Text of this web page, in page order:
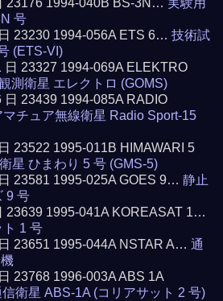
23176 1994-040B BS-3N…実験用
号
23230 1994-056A ETS 6…技術試
(ETS-VI)
日 23327 1994-069A ELEKTRO
測衛星 エレクトロ (GOMS)
日 23439 1994-085A RADIO
マチュア無線衛星 Radio Sport-15
23522 1995-011B HIMAWARI 5
星 ひまわり 5 号 (GMS-5)
23581 1995-025A GOES 9…静止
9 号
23639 1995-041A KOREASAT 1…
1 号
23651 1995-044A NSTAR A…通
23768 1996-003A ABS 1A
信衛星 ABS-1A (コリアサット 2 号)